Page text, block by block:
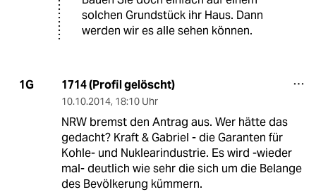
solchen Grundstück ihr Haus. Dann
werden wir es alle sehen können.
1G 1714 (Profil gelöscht)
10.10.2014, 18:10 Uhr
NRW bremst den Antrag aus. Wer hätte das
gedacht? Kraft & Gabriel - die Garanten für
Kohle- und Nuklearindustrie. Es wird -wieder
mal- deutlich wie sehr die sich um die Belange
des Bevölkerung kümmern.